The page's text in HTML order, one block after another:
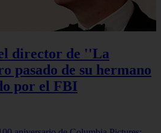
director de ''La
pasado de su hermano
por el FBI